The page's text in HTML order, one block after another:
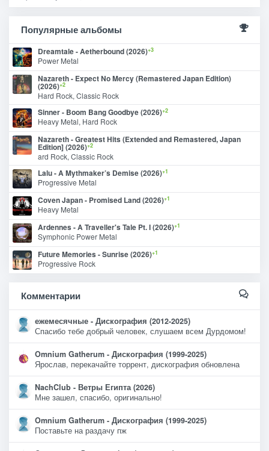
Популярные альбомы
Dreamtale - Aetherbound (2026)+3
Power Metal
Nazareth - Expect No Mercy (Remastered Japan Edition)
(2026)+2
Hard Rock, Classic Rock
Sinner - Boom Bang Goodbye (2026)+2
Heavy Metal, Hard Rock
Nazareth - Greatest Hits (Extended and Remastered, Japan
Edition] (2026)+2
ard Rock, Classic Rock
Lalu - A Mythmaker’s Demise (2026)+1
Progressive Metal
Coven Japan - Promised Land (2026)+1
Heavy Metal
Ardennes - A Traveller's Tale Pt. I (2026)+1
Symphonic Power Metal
Future Memories - Sunrise (2026)+1
Progressive Rock
Комментарии
ежемесячные - Дискография (2012-2025)
Спасибо тебе добрый человек, слушаем всем Дурдомом!
Omnium Gatherum - Дискография (1999-2025)
Ярослав, перекачайте торрент, дискография обновлена
NachClub - Ветры Египта (2026)
Мне зашел, спасибо, оригинально!
Omnium Gatherum - Дискография (1999-2025)
Поставьте на раздачу пж